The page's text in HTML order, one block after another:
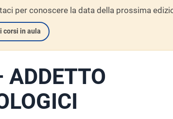
per conoscere la data della prossima
corsi in aula
ADDETTO